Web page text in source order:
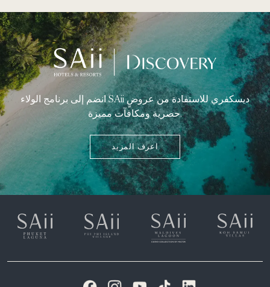
انضم إلى برنامج الولاء SAii ديسكفري للاستفادة من عروضٍ
حصرية ومكافآت مميزة.
اعرف المزيد